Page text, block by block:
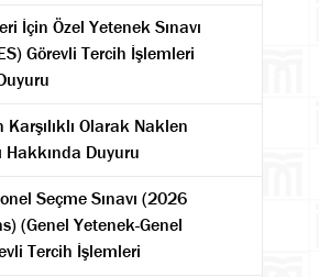
İçin Özel Yetenek Sınavı
Görevli Tercih İşlemleri
Karşılıklı Olarak Naklen
Hakkında Duyuru
Seçme Sınavı (2026
(Genel Yetenek-Genel
Tercih İşlemleri